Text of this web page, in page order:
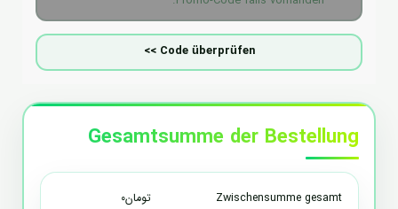
Code überprüfen >>
Gesamtsumme der Bestellung
Zwischensumme gesamt
تومان۰